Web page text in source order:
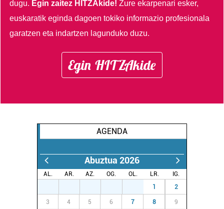
zure baimena Cookieen adierazpenean.
fitxategiak erabiltzen ditu. Zure esperientzia eta
zerbitzuak hobetzeko asmoz, cookie teknologiaz
dugu. Egin zaitez HITZAkide!Zure ekarpenari esker,
euskaratik eginda dagoen tokiko informazio profesionala
garatzen eta indartzen lagunduko duzu.
Egin HITZAkide
AGENDA
Abuztua 2026
AL. AR. AZ. OG. OL. LR.
IG.
1 2
3 4 5 6 7 8 9